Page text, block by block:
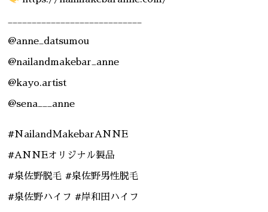
@anne_datsumou
@nailandmakebar_anne
@kayo.artist
@sena___anne
#NailandMakebarANNE
#ANNEオリジナル製品
#泉佐野脱毛 #泉佐野男性脱毛
#泉佐野ハイフ #岸和田ハイフ